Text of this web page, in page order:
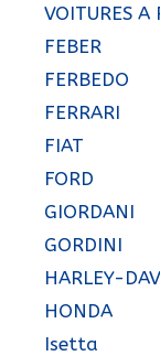
VOITURES A
FEBER
FERBEDO
FERRARI
FIAT
FORD
GIORDANI
GORDINI
HARLEY-
HONDA
Isetta